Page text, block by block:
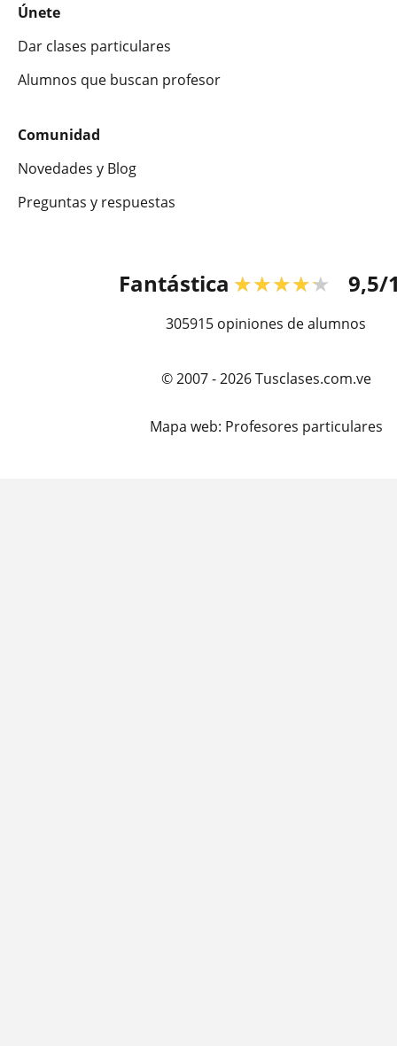
Únete
Dar clases particulares
Alumnos que buscan profesor
Comunidad
Novedades y Blog
Preguntas y respuestas
Fantástica ★★★★★ 9,5/
305915 opiniones de alumnos
© 2007 - 2026 Tusclases.com.ve
Mapa web: Profesores particulares